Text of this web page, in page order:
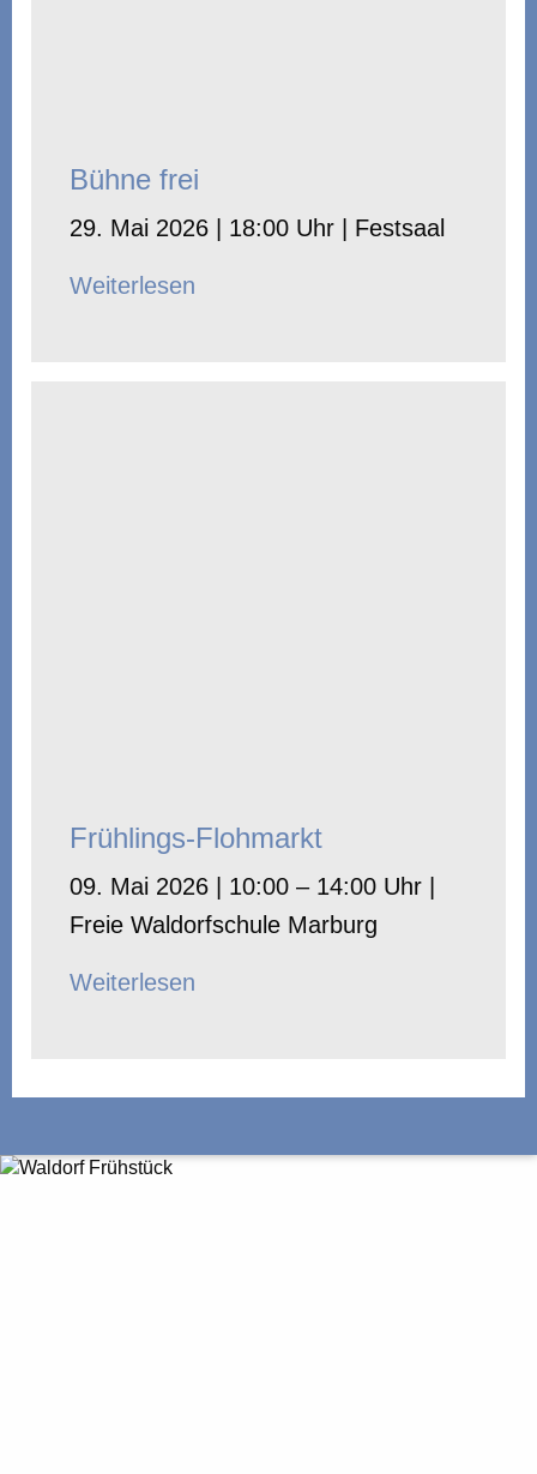
Bühne frei
29. Mai 2026 | 18:00 Uhr | Festsaal
Weiterlesen
Frühlings-Flohmarkt
09. Mai 2026 | 10:00 – 14:00 Uhr |
Freie Waldorfschule Marburg
Weiterlesen